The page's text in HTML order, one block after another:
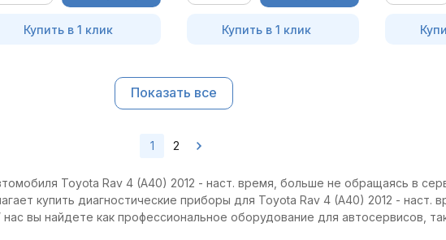
Купить в 1 клик Купить в 1 клик
Показать все
1 2
Toyota Rav 4 (A40) 2012 - наст. время, больше не обращаясь в
купить диагностические приборы для Toyota Rav 4 (A40) 2012 - наст.
вы найдете как профессиональное оборудование для автосервисов,